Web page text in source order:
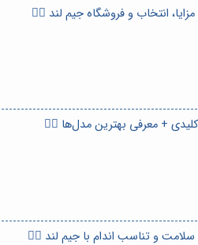
انتخاب و فروشگاه جیم لند 🏃‍♀️
+ معرفی بهترین مدل‌ها 🚴‍♀️
و تناسب اندام با جیم لند 🚴‍♀️